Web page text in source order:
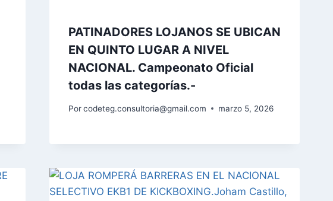
PATINADORES LOJANOS SE UBICAN
EN QUINTO LUGAR A NIVEL
NACIONAL. Campeonato Oficial
todas las categorías.-
Por codeteg.consultoria@gmail.com marzo 5, 2026